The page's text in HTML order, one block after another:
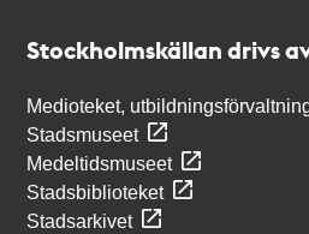
Stockholmskällan drivs
Medioteket,
Stadsmuseet
Medeltidsmuseet
Stadsbiblioteket
Stadsarkivet